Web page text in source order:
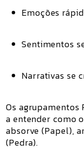
Emoções
Sentimentos
Narrativas se
Os agrupamentos
a entender como
absorve (Papel),
(Pedra).